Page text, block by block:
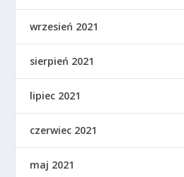
wrzesień 2021
sierpień 2021
lipiec 2021
czerwiec 2021
maj 2021